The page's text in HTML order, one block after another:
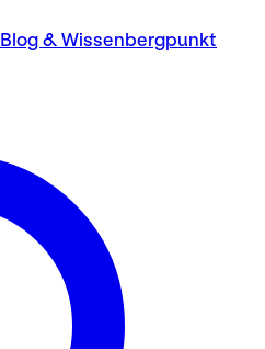
Blog & Wissenbergpunkt